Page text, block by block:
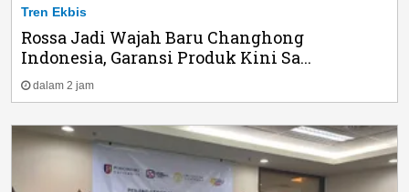
Tren Ekbis
Rossa Jadi Wajah Baru Changhong
Indonesia, Garansi Produk Kini Sa...
dalam 2 jam